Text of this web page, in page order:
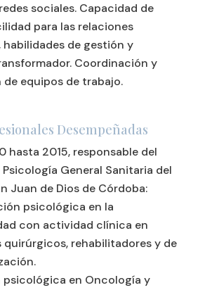
sociales. Capacidad de
para las relaciones
habilidades de gestión y
Coordinación y
equipos de trabajo.
Desempeñadas
hasta 2015, responsable del
General Sanitaria del
Juan de Dios de Córdoba:
psicológica en la
con actividad clínica en
quirúrgicos, rehabilitadores y de
en Oncología y